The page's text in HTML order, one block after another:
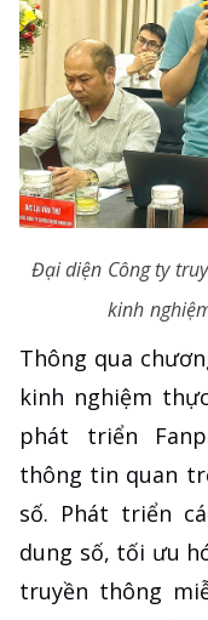
Đại diện Công ty
kinh
Thông qua
kinh nghiệm
phát triển
thông tin quan
số. Phát triển
dung số, tối ưu
truyền thông